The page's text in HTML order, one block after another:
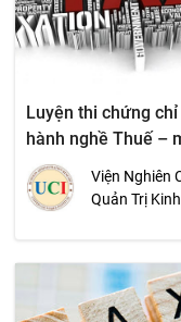
Luyện thi chứng chỉ
hành nghề Thuế –
Thuế
Viện Nghiên
Quản Trị Kinh